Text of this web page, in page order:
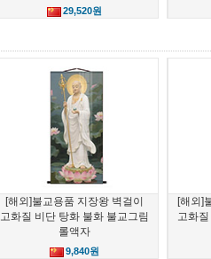
29,520원
[해외]불교용품 지장왕 벽걸이
고화질 비단 탕화 불화 불교그림
롤액자
9,840원
[해외]
고화